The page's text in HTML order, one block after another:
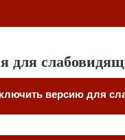
для
версию для